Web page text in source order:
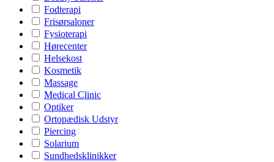
Fodterapi
Frisørsaloner
Fysioterapi
Hørecenter
Helsekost
Kosmetik
Massage
Medical Clinic
Optiker
Ortopædisk Udstyr
Piercing
Solarium
Sundhedsklinikker